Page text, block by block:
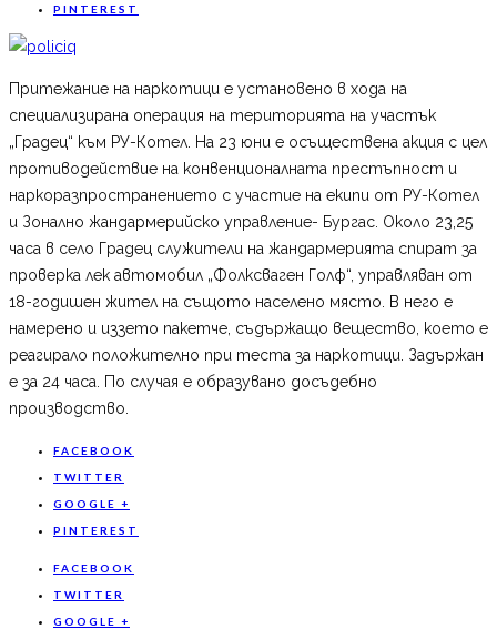
PINTEREST
Притежание на наркотици е установено в хода на
специализирана операция на територията на участък
„Градец“ към РУ-Котел. На 23 юни е осъществена акция с цел
противодействие на конвенционалната престъпност и
наркоразпространението с участие на екипи от РУ-Котел
и Зонално жандармерийско управление- Бургас. Около 23,25
часа в село Градец служители на жандармерията спират за
проверка лек автомобил „Фолксваген Голф“, управляван от
18-годишен жител на същото населено място. В него е
намерено и иззето пакетче, съдържащо вещество, което е
реагирало положително при теста за наркотици. Задържан
е за 24 часа. По случая е образувано досъдебно
производство.
FACEBOOK
TWITTER
GOOGLE +
PINTEREST
FACEBOOK
TWITTER
GOOGLE +